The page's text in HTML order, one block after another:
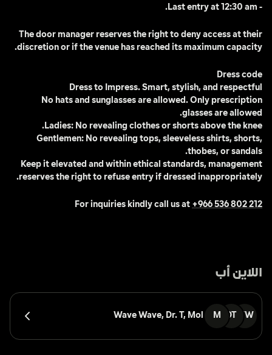
- Last entry at 12:30 am.
discretion or if the venue has reached its maximum capacity.
Dress code
Dress to Impress. Smart, stylish, and respectful
glasses are allowed.
Ladies: No revealing clothes or shorts above the knee.
thobes, or sandals.
reserves the right to refuse entry if dressed inappropriately.
For inquiries kindly call us at +966 536 802 212
اللاين أب
M DT WW
Wave Wave, Dr. T, Mol